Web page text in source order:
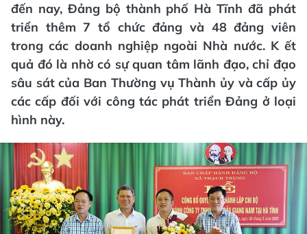
đến nay, Đảng bộ thành phố Hà Tĩnh đã phát
triển thêm 7 tổ chức đảng và 48 đảng viên
trong các doanh nghiệp ngoài Nhà nước. K ết
quả đó là nhờ có sự quan tâm lãnh đạo, chỉ đạo
sâu sát của Ban Thường vụ Thành ủy và cấp ủy
các cấp đối với công tác phát triển Đảng ở loại
hình này.